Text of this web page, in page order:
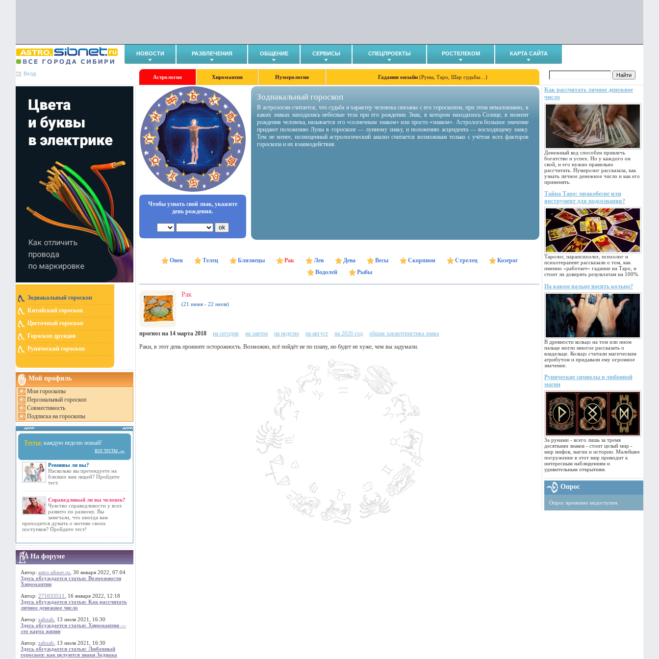
НОВОСТИ РАЗВЛЕЧЕНИЯ ОБЩЕНИЕ СЕРВИСЫ СПЕЦПРОЕКТЫ РОСТЕЛЕКОМ КАРТА САЙТА
Вход
Астрология Хиромантия Нумерология Гадания онлайн (Руны, Таро, Шар судьбы…)
Зодиакальный гороскоп
Китайский гороскоп
Цветочный гороскоп
Гороскоп друидов
Рунический гороскоп
Мой профиль
Мои гороскопы
Персональный гороскоп
Совместимость
Подписка на гороскопы
Тесты: каждую неделю новый!
все тесты →
Ревнивы ли вы?
Насколько вы претендуете на
близких вам людей? Пройдите
тест.
Справедливый ли вы человек?
Чувство справедливости у всех
развито по разному. Вы
замечали, что иногда вам
приходится думать о мотиве своих
поступков? Пройдите тест!
На форуме
Автор: astro.sibnet.ru , 30 января 2022, 07:04
Здесь обсуждается статья: Возможности
Хиромантии
Автор: 271033511
, 16 января 2022, 12:18
Здесь обсуждается статья: Как рассчитать
личное денежное число
Автор: zabzab , 13 июля 2021, 16:30
Здесь обсуждается статья: Хиромантия —
это карта жизни
Автор: zabzab , 13 июля 2021, 16:30
Здесь обсуждается статья: Любовный
гороскоп: как целуются знаки Зодиака
Как рассчитать личное денежное
число
Денежный код способен привлечь
богатство и успех. Но у каждого он
свой, и его нужно правильно
рассчитать. Нумеролог рассказала, как
узнать личное денежное число и как его
применять.
Тайна Таро: мракобесие или
инструмент для подсознания?
Таролог, парапсихолог, психолог и
психотерапевт рассказали о том, как
именно «работает» гадание на Таро, и
стоит ли доверять результатам на 100%.
На каком пальце носить кольцо?
В древности кольцо на том или ином
пальце могло многое рассказать о
владельце. Кольцо считали магическим
атрибутом и придавали ему огромное
значение.
Рунические символы в любовной
магии
За рунами - всего лишь за тремя
десятками знаков - стоит целый мир -
мир мифов, магии и истории. Малейшее
погружение в этот мир приводит к
интересным наблюдениям и
удивительным открытиям.
Опрос
Опрос временно недоступен.
Чтобы узнать свой знак, укажите
день рождения.
Зодиакальный гороскоп
В астрологии считается, что судьба и характер человека связаны с его гороскопом, при этом немаловажно, в
каких знаках находились небесные тела при его рождении. Знак, в котором находилось Солнце, в момент
рождения человека, называется его «солнечным знаком» или просто «знаком». Астрологи большое значение
придают положению Луны в гороскопе — лунному знаку, и положению асцендента — восходящему знаку.
Тем не менее, полноценный астрологический анализ считается возможным только с учётом всех факторов
гороскопа и их взаимодействия.
Овен Телец Близнецы Рак Лев Дева Весы Скорпион Стрелец
Козерог
Водолей
Рыбы
Рак
(21 июня - 22 июля)
прогноз на 14 марта 2018 на сегодня на завтра на неделю на август на 2026 год
общая характеристика знака
Раки, в этот день проявите осторожность. Возможно, всё пойдёт не по плану, но будет не хуже, чем вы задумали.